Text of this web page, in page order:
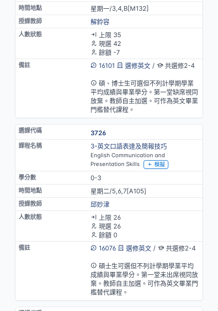
星期一/3,4,B[M132]
解鈴容
上限 35
現選 42
餘額 -7
16101
選修英文/ 共選修2-4
碩、博士生可選但不列計學期學業
平均成績與畢業學分。第一堂缺席視同
放棄。教師自主加選。可作為英文畢業
門檻替代課程。
3726
3-英文口語表達及簡報技巧
English Communication and
Presentation Skills
模擬
0-3
星期二/5,6,7[A105]
邱妙津
上限 26
現選 26
餘額 0
16076
選修英文/ 共選修2-4
碩士生可選但不列計學期學業平均
成績與畢業學分。第一堂未出席視同放
棄。教師自主加選。可作為英文畢業門
檻替代課程。